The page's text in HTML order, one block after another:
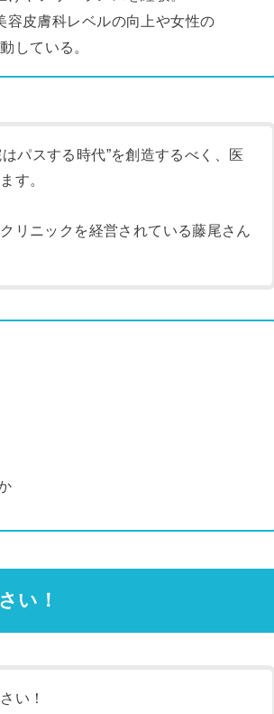
容皮膚科レベルの向上や女性の
している。
パスする時代”を創造するべく、医
す。
リニックを経営されている藤尾さん
い！
い！